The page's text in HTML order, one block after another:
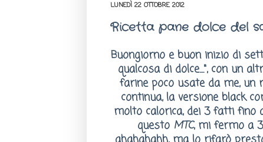
LUNEDÌ 22 OTTOBRE 2012
Ricetta pane dolce del
Buongiorno e buon inizio di
qualcosa di dolce....", con un
farine poco usate da me, un
continua, la versione black
molto calorica, dei 3 fatti fino
questoMTC, mi fermo a